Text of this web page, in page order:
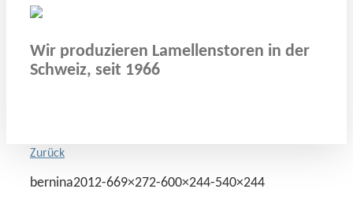
Wir produzieren Lamellenstoren in der
Schweiz, seit 1966
Zurück
bernina2012-669×272-600×244-540×244